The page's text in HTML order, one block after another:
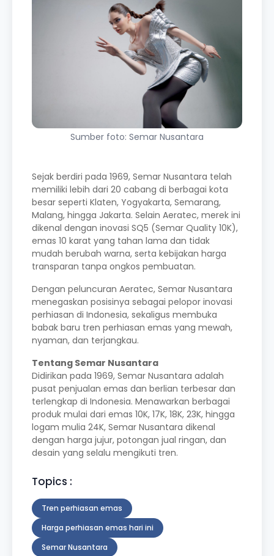
Sumber foto: Semar Nusantara
Sejak berdiri pada 1969, Semar Nusantara telah
memiliki lebih dari 20 cabang di berbagai kota
besar seperti Klaten, Yogyakarta, Semarang,
Malang, hingga Jakarta. Selain Aeratec, merek ini
dikenal dengan inovasi SQ5 (Semar Quality 10K),
emas 10 karat yang tahan lama dan tidak
mudah berubah warna, serta kebijakan harga
transparan tanpa ongkos pembuatan.
Dengan peluncuran Aeratec, Semar Nusantara
menegaskan posisinya sebagai pelopor inovasi
perhiasan di Indonesia, sekaligus membuka
babak baru tren perhiasan emas yang mewah,
nyaman, dan terjangkau.
Tentang Semar Nusantara
Didirikan pada 1969, Semar Nusantara adalah
pusat penjualan emas dan berlian terbesar dan
terlengkap di Indonesia. Menawarkan berbagai
produk mulai dari emas 10K, 17K, 18K, 23K, hingga
logam mulia 24K, Semar Nusantara dikenal
dengan harga jujur, potongan jual ringan, dan
desain yang selalu mengikuti tren.
Topics :
Tren perhiasan emas
Harga perhiasan emas hari ini
Semar Nusantara